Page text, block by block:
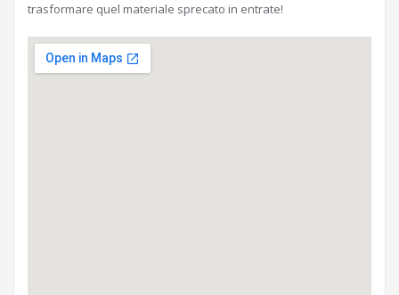
trasformare quel materiale sprecato in entrate!